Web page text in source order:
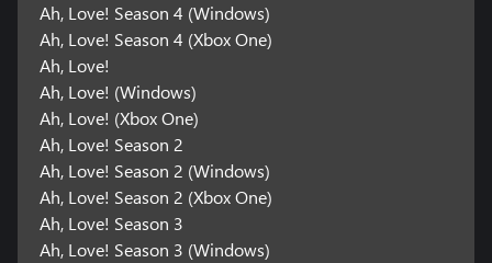
Ah, Love! Season 4 (Windows)
Ah, Love! Season 4 (Xbox One)
Ah, Love!
Ah, Love! (Windows)
Ah, Love! (Xbox One)
Ah, Love! Season 2
Ah, Love! Season 2 (Windows)
Ah, Love! Season 2 (Xbox One)
Ah, Love! Season 3
Ah, Love! Season 3 (Windows)